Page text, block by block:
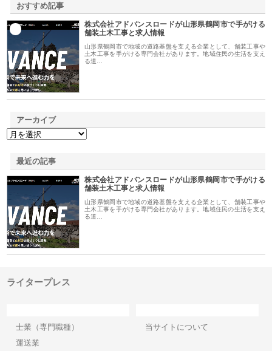
おすすめ記事
株式会社アドバンスロードが山形県鶴岡市で手がける
舗装土木工事と求人情報
山形県鶴岡市で地域の道路基盤を支える企業として、舗装工事や
土木工事を手がける専門会社があります。地域住民の生活を支え
る道…
アーカイブ
最近の記事
株式会社アドバンスロードが山形県鶴岡市で手がける
舗装土木工事と求人情報
山形県鶴岡市で地域の道路基盤を支える企業として、舗装工事や
土木工事を手がける専門会社があります。地域住民の生活を支え
る道…
ライタープレス
士業（専門職種）
運送業
当サイトについて